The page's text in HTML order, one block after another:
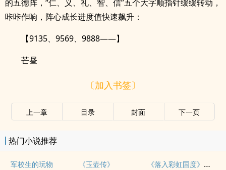
的五德阵，“仁、义、礼、智、信”五个大字顺指针缓缓转动，
咔咔作响，阵心成长进度值快速飙升：
【9135、9569、9888——】
芒昼
〔加入书签〕
上一章 目录 封面 下一页
热门小说推荐
军校生的玩物 《玉壶传》
《落入彩虹国度》穿越+西幻+言情